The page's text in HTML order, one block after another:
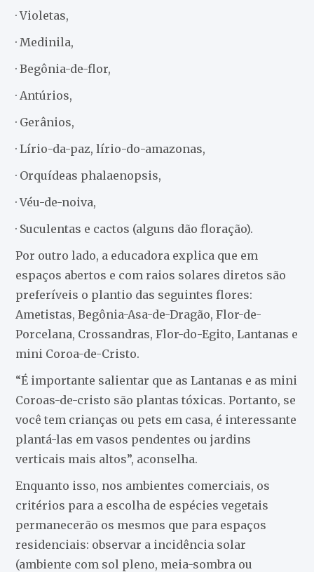
· Violetas,
· Medinila,
· Begônia-de-flor,
· Antúrios,
· Gerânios,
· Lírio-da-paz, lírio-do-amazonas,
· Orquídeas phalaenopsis,
· Véu-de-noiva,
· Suculentas e cactos (alguns dão floração).
Por outro lado, a educadora explica que em
espaços abertos e com raios solares diretos são
preferíveis o plantio das seguintes flores:
Ametistas, Begônia-Asa-de-Dragão, Flor-de-
Porcelana, Crossandras, Flor-do-Egito, Lantanas e
mini Coroa-de-Cristo.
“É importante salientar que as Lantanas e as mini
Coroas-de-cristo são plantas tóxicas. Portanto, se
você tem crianças ou pets em casa, é interessante
plantá-las em vasos pendentes ou jardins
verticais mais altos”, aconselha.
Enquanto isso, nos ambientes comerciais, os
critérios para a escolha de espécies vegetais
permanecerão os mesmos que para espaços
residenciais: observar a incidência solar
(ambiente com sol pleno, meia-sombra ou